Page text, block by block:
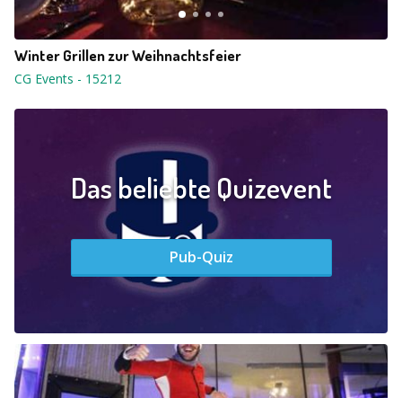
Winter Grillen zur Weihnachtsfeier
CG Events - 15212
Das beliebte Quizevent
Pub-Quiz